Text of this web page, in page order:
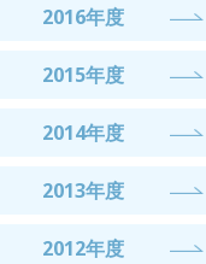
2016年度
2015年度
2014年度
2013年度
2012年度